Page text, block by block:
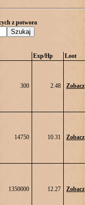
z potwora
Exp/Hp Loot
300 2.48 Zobacz
14750 10.31 Zobacz
1350000 12.27 Zobacz